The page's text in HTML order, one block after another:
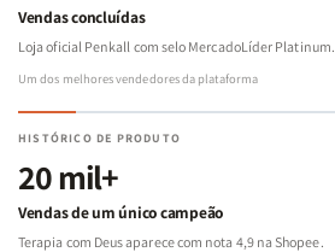
Vendas concluídas
Loja oficial Penkall com selo MercadoLíder Platinum.
Um dos melhores vendedores da plataforma
HISTÓRICO DE PRODUTO
20 mil+
Vendas de um único campeão
Terapia com Deus aparece com nota 4,9 na Shopee.